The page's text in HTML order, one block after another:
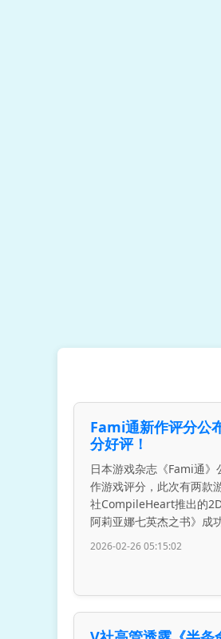
Fami通新作评分公
分好评！
日本游戏杂志《Fami通
作游戏评分，此次有两款
社CompileHeart推出的
阿莉亚娜七英杰之书》成
2026-02-26 05:15:02